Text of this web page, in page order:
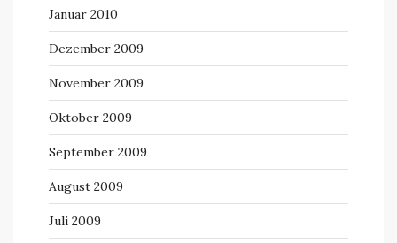
Januar 2010
Dezember 2009
November 2009
Oktober 2009
September 2009
August 2009
Juli 2009